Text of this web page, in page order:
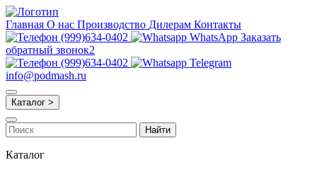
Главная О нас Производство Дилерам Контакты
(999)634-0402
WhatsApp Заказать
обратный звонок2
(999)634-0402
Telegram
info@podmash.ru
Каталог >
Найти
Каталог